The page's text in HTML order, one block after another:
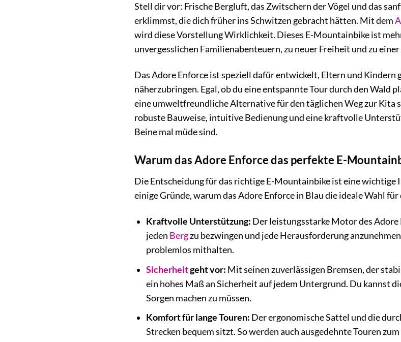
Stell dir vor: Frische Bergluft, das Zwitschern der Vögel und das
erklimmst, die dich früher ins Schwitzen gebracht hätten. Mit dem
wird diese Vorstellung Wirklichkeit. Dieses E-Mountainbike ist
unvergesslichen Familienabenteuern, zu neuer Freiheit und zu
Das Adore Enforce ist speziell dafür entwickelt, Eltern und Kindern
näherzubringen. Egal, ob du eine entspannte Tour durch den
eine umweltfreundliche Alternative für den täglichen Weg zur Kita
robuste Bauweise, intuitive Bedienung und eine kraftvolle
Beine mal müde sind.
Warum das Adore Enforce das perfekte E-
Die Entscheidung für das richtige E-Mountainbike ist eine
einige Gründe, warum das Adore Enforce in Blau die ideale Wahl
Kraftvolle Unterstützung: Der leistungsstarke Motor des
jeden Bergzu bezwingen und jede Herausforderung
problemlos mithalten.
Sicherheitgeht vor: Mit seinen zuverlässigen Bremsen, der
ein hohes Maß an Sicherheit auf jedem Untergrund. Du kannst
Sorgen machen zu müssen.
Komfort für lange Touren: Der ergonomische Sattel und die
Strecken bequem sitzt. So werden auch ausgedehnte Touren zum